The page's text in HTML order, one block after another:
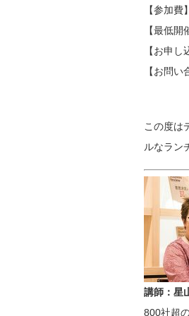
【参加
【最低開
【お申し
【お問
この度は
ルなラン
講師：星
800社超